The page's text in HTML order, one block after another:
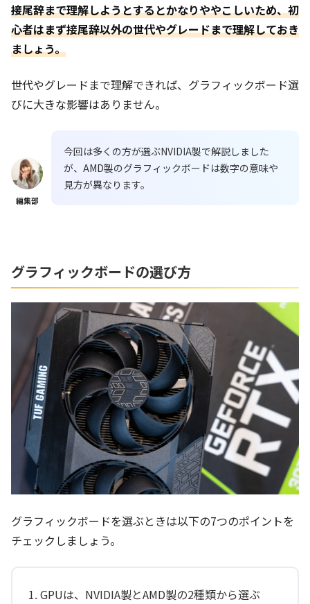
接尾辞まで理解しようとするとかなりややこしいため、初
心者はまず接尾辞以外の世代やグレードまで理解しておき
ましょう。
世代やグレードまで理解できれば、グラフィックボード選
びに大きな影響はありません。
編集部
今回は多くの方が選ぶNVIDIA製で解説しました
が、AMD製のグラフィックボードは数字の意味や
見方が異なります。
グラフィックボードの選び方
グラフィックボードを選ぶときは以下の7つのポイントを
チェックしましょう。
GPUは、NVIDIA製とAMD製の2種類から選ぶ